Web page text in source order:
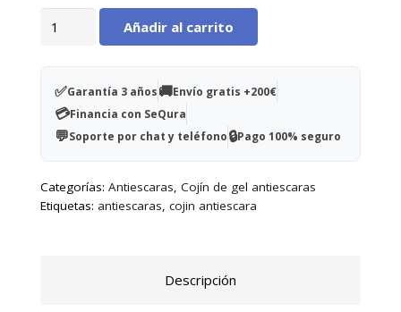
estabilidad.
Previene la aparición de úlceras
Genera confort, ayuda a mantener la postura
y absorber impactos
Peso máximo del paciente 100 kg
Herradura
C5H
42x42x4,5cm
Añadir al carrito
✅Garantía 3 años🚚Envío gratis +200€
💳Financia con SeQura
💬Soporte por chat y teléfono🔒Pago 100% seguro
Categorías: Antiescaras Cojín de gel antiescaras
Etiquetas: antiescaras cojin antiescara
Descripción